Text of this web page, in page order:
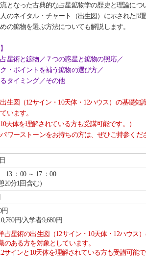
となった古典的な占星鉱物学の歴史と理論につ
のネイタル・チャート（出生図）に示された問
の鉱物を選ぶ方法についても解説します。
星術と鉱物／７つの惑星と鉱物の照応／
・ポイントを補う鉱物の選び方／
タイミング／その他
生図（12サイン・10天体・12ハウス）の基礎知
います。
天体を理解されている方も受講可能です。）
ワーストーンをお持ちの方は、ぜひご持参くだ
13 ：00 ～ 17 ：00
20分1回含む）
円
円/入学者9,680円
占星術の出生図（12サイン・10天体・12ハウス
のある方を対象としています。
サインと10天体を理解されている方も受講可能で